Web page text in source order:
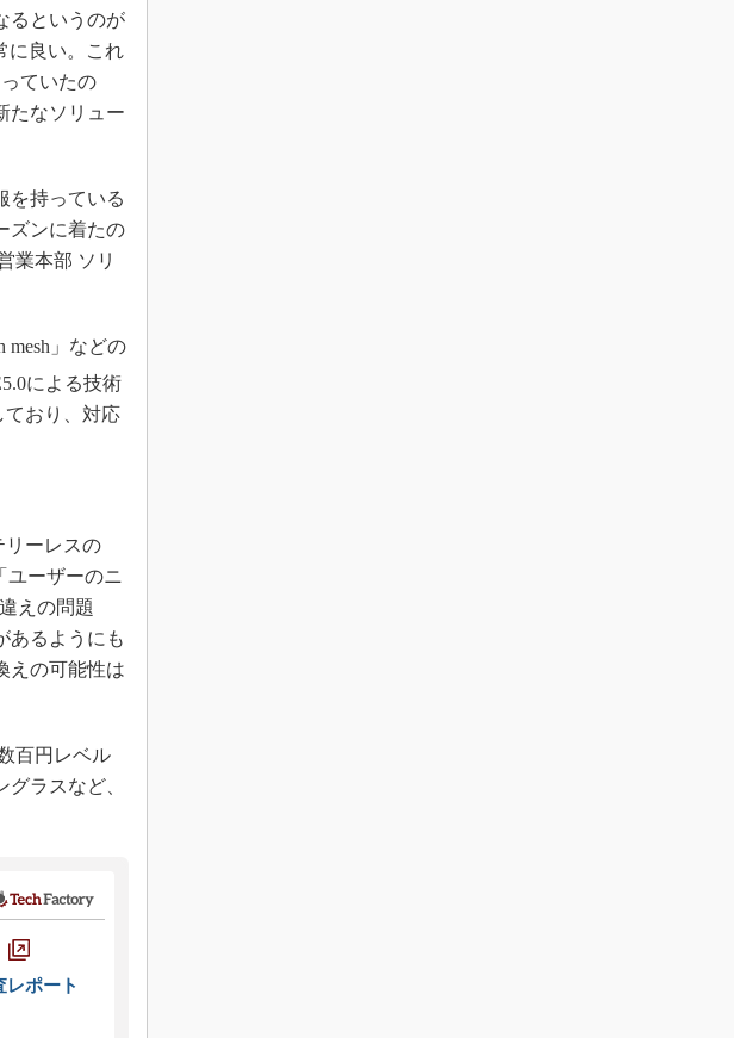
るというのが
に良い。これ
ていたの
たなソリュー
を持っている
ズンに着たの
業本部 ソリ
」などの
による技術
ており、対応
ーレスの
ユーザーのニ
えの問題
あるようにも
えの可能性は
百円レベル
ラスなど、
ポート